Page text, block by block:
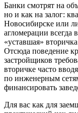
Банки смотрят на
но и как на залог:
Новосибирске или
агломерации всегда
«уставшая»
Отсюда поведение
застройщиков
вторичке часто
по инженерным
финансировать
Для вас как для